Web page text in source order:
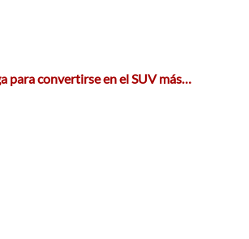
para convertirse en el SUV más…